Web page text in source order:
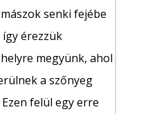
senki fejébe
érezzük
megyünk, ahol
a szőnyeg
felül egy erre